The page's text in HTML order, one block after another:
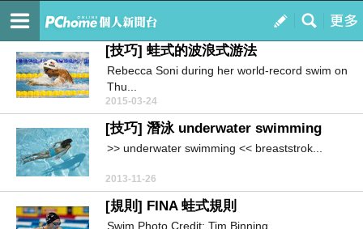
我的
訂閱
Swimming
[技巧] 蛙式的波浪式游法
Rebecca Soni during her world-record swim on
Thu...
2015-03-24
[技巧] 潛泳 underwater swimming
>> underwater swimming << breaststrok...
2013-11-26
[規則] FINA 蛙式規則
Swim Photo Credit: Tim Binning,